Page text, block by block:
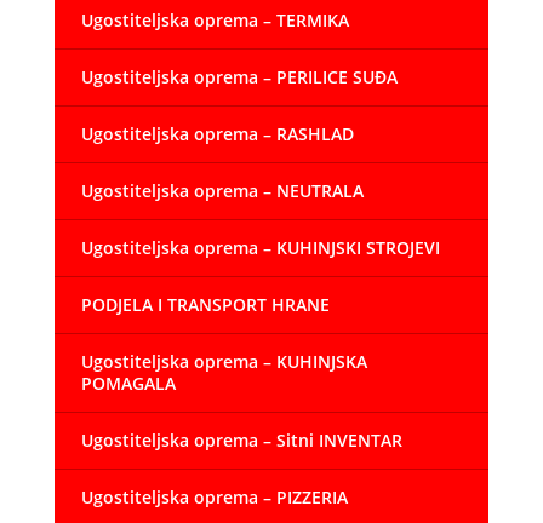
Ugostiteljska oprema – TERMIKA
Ugostiteljska oprema – PERILICE SUĐA
Ugostiteljska oprema – RASHLAD
Ugostiteljska oprema – NEUTRALA
Ugostiteljska oprema – KUHINJSKI STROJEVI
PODJELA I TRANSPORT HRANE
Ugostiteljska oprema – KUHINJSKA
POMAGALA
Ugostiteljska oprema – Sitni INVENTAR
Ugostiteljska oprema – PIZZERIA